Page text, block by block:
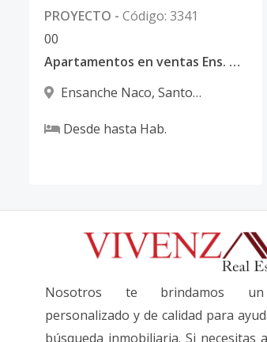
PROYECTO - Código: 3341
00
Apartamentos en ventas Ens. Naco
Ensanche Naco, Santo
Desde hasta Hab.
Nosotros te brindamos un
personalizado y de calidad para
búsqueda inmobiliaria. Si necesitas